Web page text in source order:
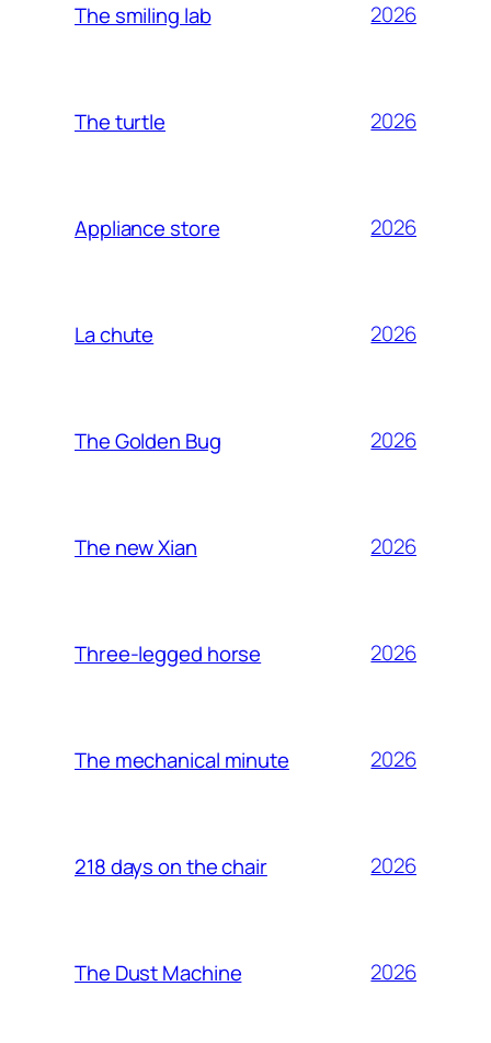
The smiling lab 2026
The turtle 2026
Appliance store 2026
La chute 2026
The Golden Bug 2026
The new Xian 2026
Three-legged horse 2026
The mechanical minute 2026
218 days on the chair 2026
The Dust Machine 2026